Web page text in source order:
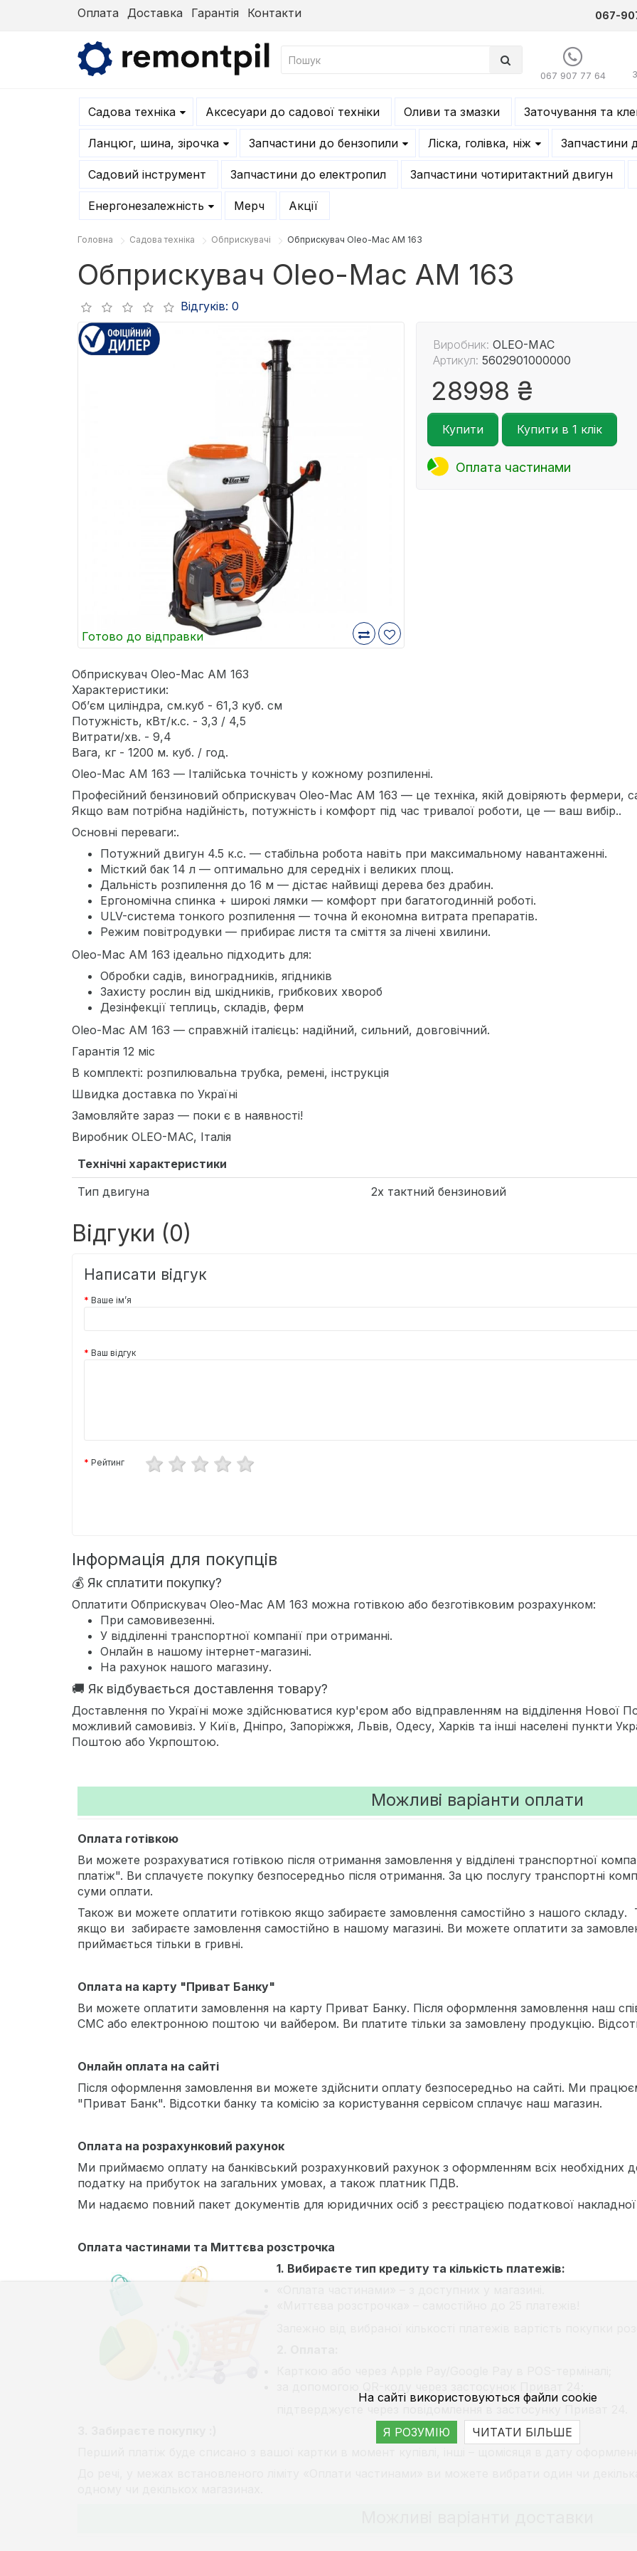
Оплата Доставка Гарантія Контакти 067-
067 907 77 64
Садова техніка Аксесуари до садової техніки Оливи та змазки Заточування та
Ланцюг, шина, зірочка Запчастини до бензопили Ліска, голівка, ніж Запчастини
Садовий інструмент Запчастини до електропил Запчастини чотиритактний двигун
Енергонезалежність Мерч Акції
Головна Садова техніка Обприскувачі Обприскувач Oleo-Mac АМ 163
Обприскувач Oleo-Mac АМ 163
Відгуків: 0
Готово до відправки
Виробник: OLEO-MAC
Артикул: 5602901000000
28998 ₴
Купити Купити в 1 клік
Оплата частинами
Обприскувач Oleo-Mac АМ 163
Характеристики:
Об’єм циліндра, см.куб - 61,3 куб. см
Потужність, кВт/к.с. - 3,3 / 4,5
Витрати/хв. - 9,4
Вага, кг - 1200 м. куб. / год.
Oleo-Mac AM 163 — Італійська точність у кожному розпиленні.
Професійний бензиновий обприскувач Oleo-Mac AM 163 — це техніка, якій довіряють фермери,
Якщо вам потрібна надійність, потужність і комфорт під час тривалої роботи, це — ваш вибір..
Основні переваги:.
Потужний двигун 4.5 к.с. — стабільна робота навіть при максимальному навантаженні.
Місткий бак 14 л — оптимально для середніх і великих площ.
Дальність розпилення до 16 м — дістає найвищі дерева без драбин.
Ергономічна спинка + широкі лямки — комфорт при багатогодинній роботі.
ULV-система тонкого розпилення — точна й економна витрата препаратів.
Режим повітродувки — прибирає листя та сміття за лічені хвилини.
Oleo-Mac AM 163 ідеально підходить для:
Обробки садів, виноградників, ягідників
Захисту рослин від шкідників, грибкових хвороб
Дезінфекції теплиць, складів, ферм
Oleo-Mac AM 163 — справжній італієць: надійний, сильний, довговічний.
Гарантія 12 міс
В комплекті: розпилювальна трубка, ремені, інструкція
Швидка доставка по Україні
Замовляйте зараз — поки є в наявності!
Виробник OLEO-MAC, Італія
Технічні характеристики
Тип двигуна
2х тактний бензиновий
Відгуки (0)
Написати відгук
Ваше ім’я
Ваш відгук
Рейтинг
Інформація для покупців
💰 Як сплатити покупку?
Оплатити Обприскувач Oleo-Mac АМ 163 можна готівкою або безготівковим розрахунком:
При самовивезенні.
У відділенні транспортної компанії при отриманні.
Онлайн в нашому інтернет-магазині.
На рахунок нашого магазину.
🚚 Як відбувається доставлення товару?
Доставлення по Україні може здійснюватися кур'єром або відправленням на відділення
можливий самовивіз. У Київ, Дніпро, Запоріжжя, Львів, Одесу, Харків та інші населені пункти
Поштою або Укрпоштою.
Можливі варіанти оплати
Оплата готівкою
Ви можете розрахуватися готівкою після отримання замовлення у відділені транспортної
платіж". Ви сплачуєте покупку безпосередньо після отримання. За цю послугу транспортні
суми оплати.
Також ви можете оплатити готівкою якщо забираєте замовлення самостійно з нашого
якщо ви забираєте замовлення самостійно в нашому магазині. Ви можете оплатити за
приймається тільки в гривні.
Оплата на карту "Приват Банку"
Ви можете оплатити замовлення на карту Приват Банку. Після оформлення замовлення наш
СМС або електронною поштою чи вайбером. Ви платите тільки за замовлену продукцію.
Онлайн оплата на сайті
Після оформлення замовлення ви можете здійснити оплату безпосередньо на сайті. Ми
"Приват Банк". Відсотки банку та комісію за користування сервісом сплачує наш магазин.
Оплата на розрахунковий рахунок
Ми приймаємо оплату на банківський розрахунковий рахунок з оформленням всіх необхідних
податку на прибуток на загальних умовах, а також платник ПДВ.
Ми надаємо повний пакет документів для юридичних осіб з реєстрацією податкової
Оплата частинами та Миттєва розстрочка
1. Вибираєте тип кредиту та кількість платежів:
На сайті використовуються файли cookie
Я РОЗУМІЮ ЧИТАТИ БІЛЬШЕ